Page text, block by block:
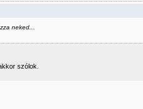
neked...
szólok.